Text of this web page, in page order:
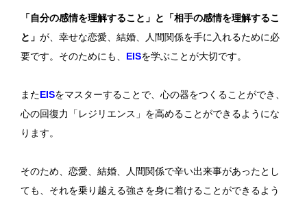
「自分の感情を理解すること」と「相手の感情を理解するこ
と」 が、幸せな恋愛、結婚、人間関係を手に入れるために必
要です。そのためにも、 EISを学ぶことが大切です。
またEISをマスターすることで、心の器をつくることができ、
心の回復力「レジリエンス」を高めることができるようにな
ります。
そのため、恋愛、結婚、人間関係で辛い出来事があったとし
ても、それを乗り越える強さを身に着けることができるよう